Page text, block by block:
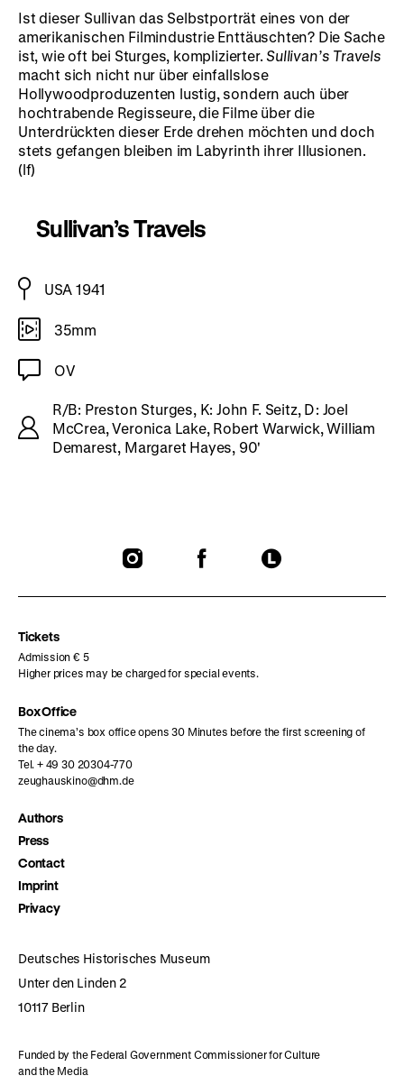
Ist dieser Sullivan das Selbstporträt eines von der
amerikanischen Filmindustrie Enttäuschten? Die Sache
ist, wie oft bei Sturges, komplizierter. Sullivan’s Travels
macht sich nicht nur über einfallslose
Hollywoodproduzenten lustig, sondern auch über
hochtrabende Regisseure, die Filme über die
Unterdrückten dieser Erde drehen möchten und doch
stets gefangen bleiben im Labyrinth ihrer Illusionen.
(lf)
Sullivan’s Travels
USA 1941
35mm
OV
R/B: Preston Sturges, K: John F. Seitz, D: Joel
McCrea, Veronica Lake, Robert Warwick, William
Demarest, Margaret Hayes, 90'
To
To
To
Tickets
Admission € 5
Higher prices may be charged for special events.
Box Office
The cinema’s box office opens 30 Minutes before the first screening of
the day.
Tel. + 49 30 20304-770
zeughauskino@dhm.de
Authors
Press
Contact
Imprint
Privacy
Deutsches Historisches Museum
Unter den Linden 2
10117 Berlin
Funded by the Federal Government Commissioner for Culture
and the Media